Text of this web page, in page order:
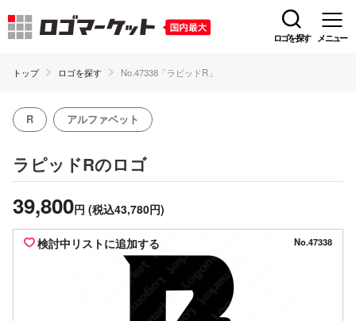
ロゴを探す メニュー
トップ ロゴを探す No.47338「ラピッドR」
R アルファベット
ラピッドRのロゴ
39,800円 (税込43,780円)
検討中リストに追加する No.47338